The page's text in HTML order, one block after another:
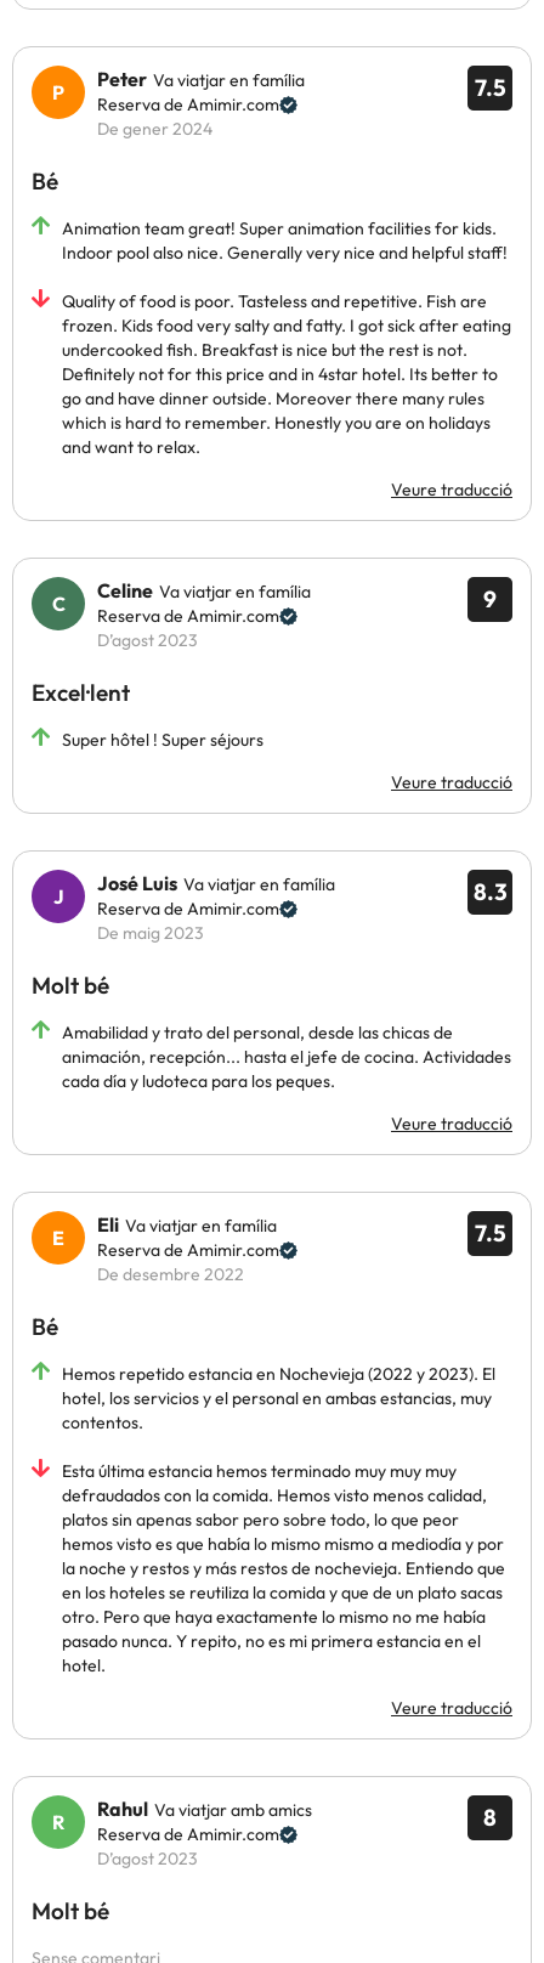
7.5
Peter Va viatjar en família
Reserva de Amimir.com
De gener 2024
Bé
Animation team great! Super animation facilities for kids.
Indoor pool also nice. Generally very nice and helpful staff!
Quality of food is poor. Tasteless and repetitive. Fish are
frozen. Kids food very salty and fatty. I got sick after eating
undercooked fish. Breakfast is nice but the rest is not.
Definitely not for this price and in 4star hotel. Its better to
go and have dinner outside. Moreover there many rules
which is hard to remember. Honestly you are on holidays
and want to relax.
Veure traducció
9
Celine Va viatjar en família
Reserva de Amimir.com
D’agost 2023
Excel·lent
Super hôtel ! Super séjours
Veure traducció
8.3
José Luis Va viatjar en família
Reserva de Amimir.com
De maig 2023
Molt bé
Amabilidad y trato del personal, desde las chicas de
animación, recepción... hasta el jefe de cocina. Actividades
cada día y ludoteca para los peques.
Veure traducció
7.5
Eli Va viatjar en família
Reserva de Amimir.com
De desembre 2022
Bé
Hemos repetido estancia en Nochevieja (2022 y 2023). El
hotel, los servicios y el personal en ambas estancias, muy
contentos.
Esta última estancia hemos terminado muy muy muy
defraudados con la comida. Hemos visto menos calidad,
platos sin apenas sabor pero sobre todo, lo que peor
hemos visto es que había lo mismo mismo a mediodía y por
la noche y restos y más restos de nochevieja. Entiendo que
en los hoteles se reutiliza la comida y que de un plato sacas
otro. Pero que haya exactamente lo mismo no me había
pasado nunca. Y repito, no es mi primera estancia en el
hotel.
Veure traducció
8
Rahul Va viatjar amb amics
Reserva de Amimir.com
D’agost 2023
Molt bé
Sense comentari